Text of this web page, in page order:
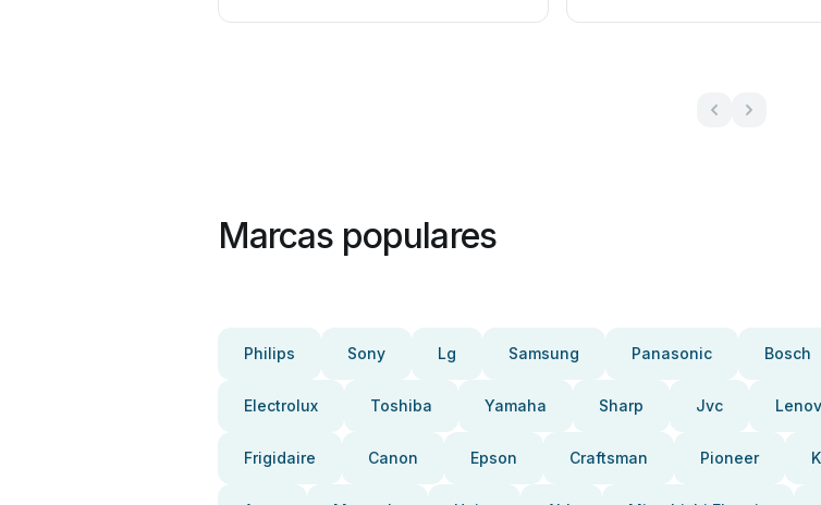
Marcas populares
Philips Sony Lg Samsung Panasonic Bosch
Electrolux Toshiba Yamaha Sharp Jvc
Frigidaire Canon Epson Craftsman Pioneer